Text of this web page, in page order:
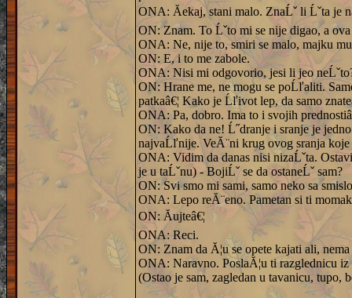
ONA: Ăekaj, stani malo. ZnaĹˇ li Ĺˇta je
ON: Znam. To Ĺˇto mi se nije digao, a ova
ONA: Ne, nije to, smiri se malo, majku
ON: E, i to me zabole.
ONA: Nisi mi odgovorio, jesi li jeo
ON: Hrane me, ne mogu se poĹľaliti.
patkaâ€¦ Kako je Ĺľivot lep, da samo
ONA: Pa, dobro. Ima to i svojih
ON: Kako da ne! Ĺ˝dranje i sranje je
najvaĹľnije. VeĂ¨ni krug ovog sranja
ONA: Vidim da danas nisi nizaĹˇta.
je u taĹˇnu) - BojiĹˇ se da ostaneĹˇ sam?
ON: Svi smo mi sami, samo neko sa
ONA: Lepo reĂ¨eno. Pametan si ti
ON: Ăujteâ€¦
ONA: Reci.
ON: Znam da Ă¦u se opete kajati ali,
ONA: Naravno. PoslaĂ¦u ti razglednicu iz
(Ostao je sam, zagledan u tavanicu, tupo,